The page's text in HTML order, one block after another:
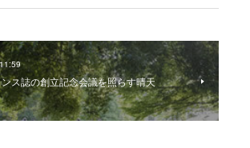
ス誌の創立記念会議を照らす晴天